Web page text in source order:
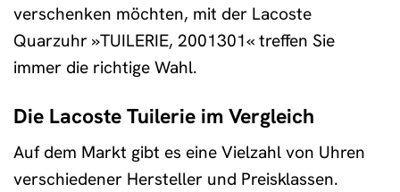
verschenken möchten, mit der Lacoste
Quarzuhr »TUILERIE, 2001301« treffen Sie
immer die richtige Wahl.
Die Lacoste Tuilerie im Vergleich
Auf dem Markt gibt es eine Vielzahl von Uhren
verschiedener Hersteller und Preisklassen.